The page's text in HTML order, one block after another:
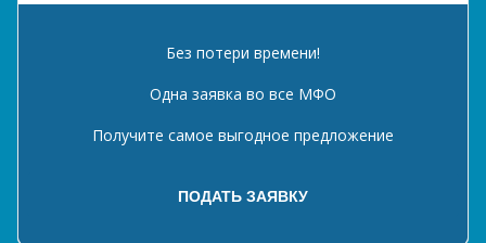
Без потери времени!
Одна заявка во все МФО
Получите самое выгодное предложение